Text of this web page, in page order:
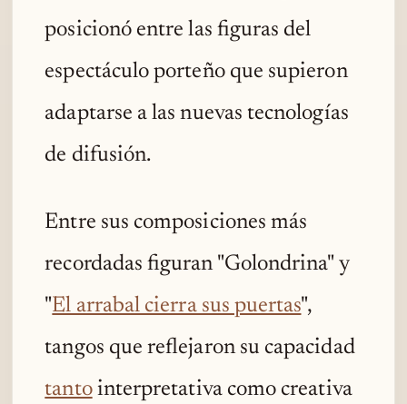
posicionó entre las figuras del
espectáculo porteño que supieron
adaptarse a las nuevas tecnologías
de difusión.
Entre sus composiciones más
recordadas figuran "Golondrina" y
"El arrabal cierra sus puertas",
tangos que reflejaron su capacidad
tantointerpretativa como creativa